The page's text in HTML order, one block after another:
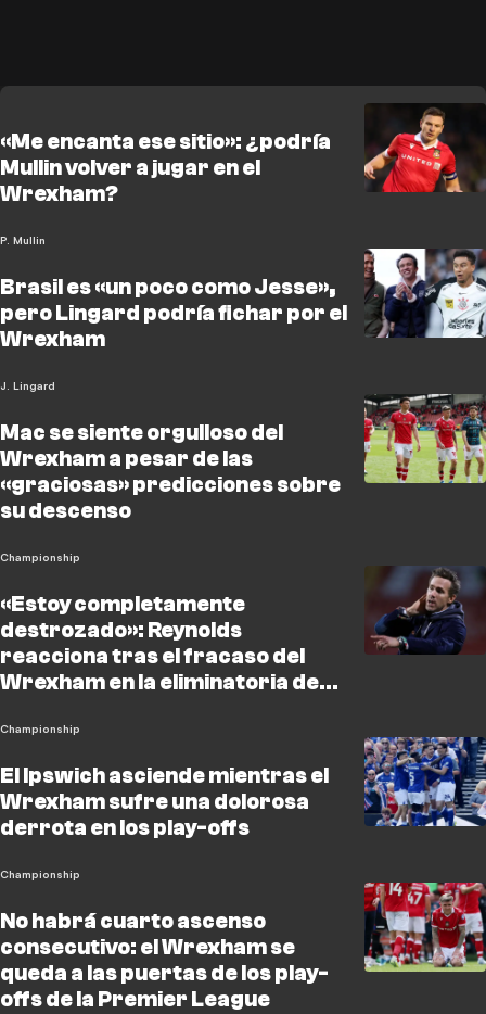
«Me encanta ese sitio»: ¿podría
Mullin volver a jugar en el
Wrexham?
P. Mullin
Brasil es «un poco como Jesse»,
pero Lingard podría fichar por el
Wrexham
J. Lingard
Mac se siente orgulloso del
Wrexham a pesar de las
«graciosas» predicciones sobre
su descenso
Championship
«Estoy completamente
destrozado»: Reynolds
reacciona tras el fracaso del
Wrexham en la eliminatoria de
Championship
El Ipswich asciende mientras el
Wrexham sufre una dolorosa
derrota en los play-offs
Championship
No habrá cuarto ascenso
consecutivo: el Wrexham se
queda a las puertas de los play-
offs de la Premier League